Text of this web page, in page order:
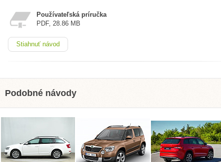
Používateľská príručka
PDF, 28.86 MB
Stiahnuť návod
Podobné návody